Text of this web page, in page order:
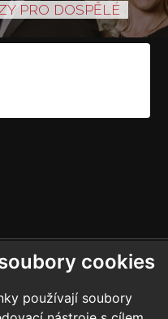
cookies
používají soubory
PRO DOSPĚLÉ
|Předvolby cookies